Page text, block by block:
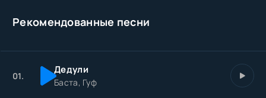
Туду-ту ту-ру-ру, туду-ту ту-ру-ру, Москва в этом
Но мой вам совет: лучше никого тут не наёбывать в
этом огромном городе двигаются аккуратно,
Рекомендованные песни
01. Дедули
Баста, Гуф